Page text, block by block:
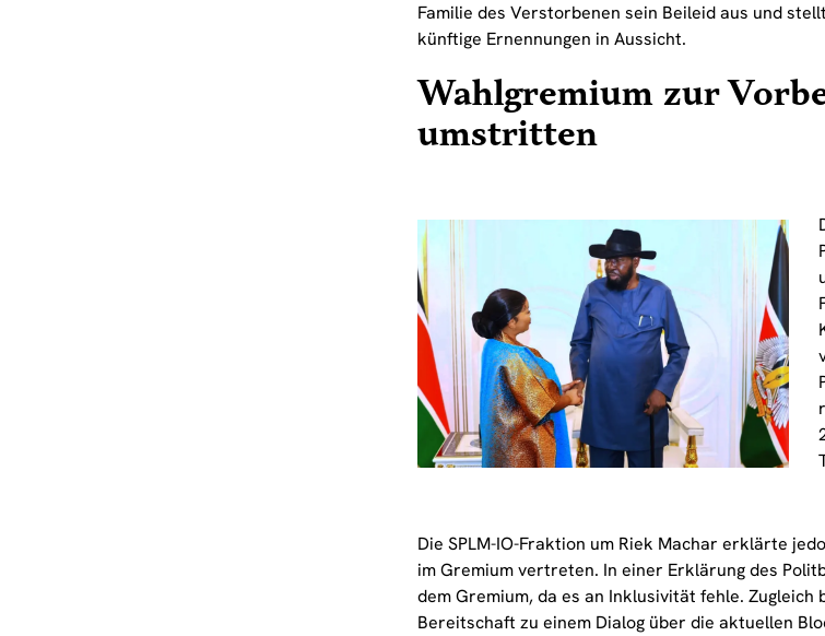
Familie des Verstorbenen sein Beileid aus und
künftige Ernennungen in Aussicht.
Wahlgremium zur
umstritten
Die SPLM-IO-Fraktion um Riek Machar erklärte
im Gremium vertreten. In einer Erklärung des
dem Gremium, da es an Inklusivität fehle.
Bereitschaft zu einem Dialog über die aktuellen